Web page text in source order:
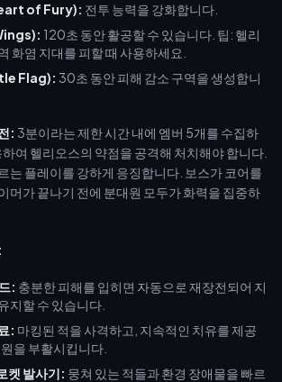
of Fury): 전투 능력을 강화합니다.
120초 동안 활공할 수 있습니다. 팁: 헬리
화염 지대를 피할 때 사용하세요.
Flag): 30초 동안 피해 감소 구역을 생성합니
: 3분이라는 제한 시간 내에 엠버 5개를 수집하
여 헬리오스의 약점을 공격해 처치해야 합니다.
는 플레이를 강하게 응징합니다. 보스가 코어를
머가 끝나기 전에 분대원 모두가 화력을 집중하
: 충분한 피해를 입히면 자동으로 재장전되어 지
지할 수 있습니다.
: 마킹된 적을 사격하고, 지속적인 치유를 제공
을 부활시킵니다.
켓 발사기: 뭉쳐 있는 적들과 환경 장애물을 빠르